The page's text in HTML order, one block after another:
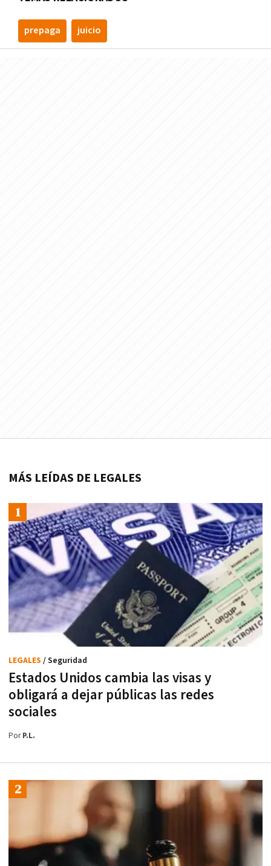
prepaga juicio
MÁS LEÍDAS DE LEGALES
Estados Unidos cambia las visas y
obligará a dejar públicas las redes
sociales
LEGALES / Seguridad
PorP.L.